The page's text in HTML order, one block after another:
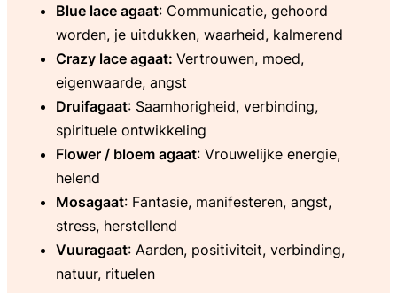
Blue lace agaat: Communicatie, gehoord
worden, je uitdukken, waarheid, kalmerend
Crazy lace agaat: Vertrouwen, moed,
eigenwaarde, angst
Druifagaat: Saamhorigheid, verbinding,
spirituele ontwikkeling
Flower / bloem agaat: Vrouwelijke energie,
helend
Mosagaat: Fantasie, manifesteren, angst,
stress, herstellend
Vuuragaat: Aarden, positiviteit, verbinding,
natuur, rituelen